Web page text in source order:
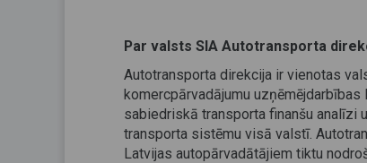
Par valsts SIA Autotransporta
Autotransporta direkcija ir vienotas
komercpārvadājumu
sabiedriskā transporta finanšu analīzi
transporta sistēmu visā valstī.
Latvijas autopārvadātājiem tiktu